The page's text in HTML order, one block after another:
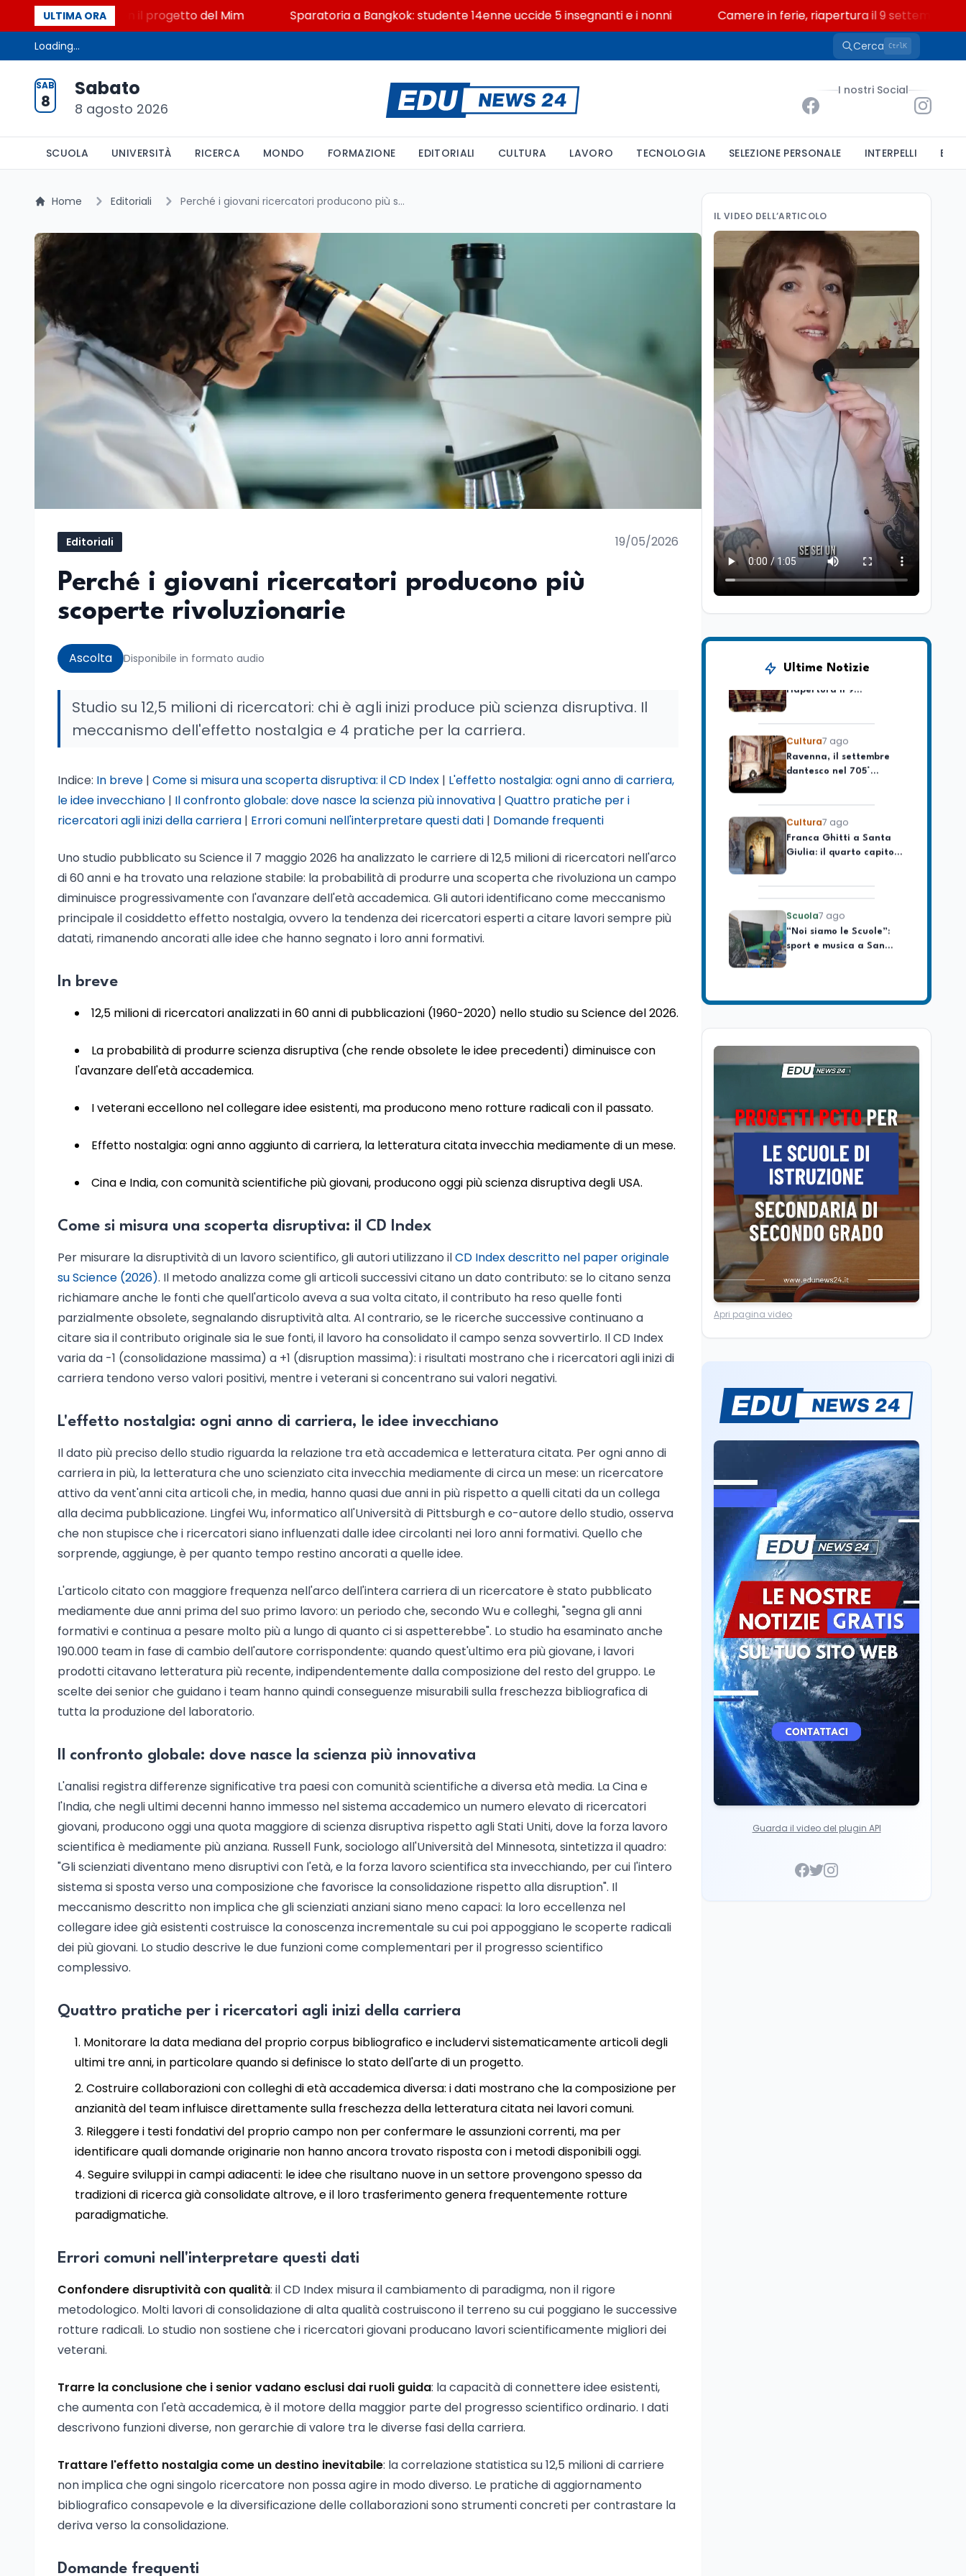
ULTIMA ORA
a Lerici con il progetto del Mim Sparatoria a Bangkok: studente 14enne uccide 5 insegnanti e i nonni Camere in ferie, riapertura il 9 settembre tra
Loading... Cerca CtrlK
SAB
8
Sabato
8 agosto 2026
I nostri Social
SCUOLA UNIVERSITÀ RICERCA MONDO FORMAZIONE EDITORIALI CULTURA LAVORO TECNOLOGIA SELEZIONE PERSONALE INTERPELLI
Home Editoriali Perché i giovani ricercatori producono più scoperte rivoluzionarie
Editoriali 19/05/2026
Perché i giovani ricercatori producono più
scoperte rivoluzionarie
Ascolta Disponibile in formato audio
Studio su 12,5 milioni di ricercatori: chi è agli inizi produce più scienza disruptiva. Il
meccanismo dell'effetto nostalgia e 4 pratiche per la carriera.
Indice: In breve | Come si misura una scoperta disruptiva: il CD Index | L'effetto nostalgia: ogni anno di carriera,
le idee invecchiano | Il confronto globale: dove nasce la scienza più innovativa | Quattro pratiche per i
ricercatori agli inizi della carriera | Errori comuni nell'interpretare questi dati | Domande frequenti
Uno studio pubblicato su Science il 7 maggio 2026 ha analizzato le carriere di 12,5 milioni di ricercatori nell'arco
di 60 anni e ha trovato una relazione stabile: la probabilità di produrre una scoperta che rivoluziona un campo
diminuisce progressivamente con l'avanzare dell'età accademica. Gli autori identificano come meccanismo
principale il cosiddetto effetto nostalgia, ovvero la tendenza dei ricercatori esperti a citare lavori sempre più
datati, rimanendo ancorati alle idee che hanno segnato i loro anni formativi.
In breve
12,5 milioni di ricercatori analizzati in 60 anni di pubblicazioni (1960-2020) nello studio su Science del 2026.
La probabilità di produrre scienza disruptiva (che rende obsolete le idee precedenti) diminuisce con
l'avanzare dell'età accademica.
I veterani eccellono nel collegare idee esistenti, ma producono meno rotture radicali con il passato.
Effetto nostalgia: ogni anno aggiunto di carriera, la letteratura citata invecchia mediamente di un mese.
Cina e India, con comunità scientifiche più giovani, producono oggi più scienza disruptiva degli USA.
Come si misura una scoperta disruptiva: il CD Index
Per misurare la disruptività di un lavoro scientifico, gli autori utilizzano ilCD Index descritto nel paper originale
su Science (2026). Il metodo analizza come gli articoli successivi citano un dato contributo: se lo citano senza
richiamare anche le fonti che quell'articolo aveva a sua volta citato, il contributo ha reso quelle fonti
parzialmente obsolete, segnalando disruptività alta. Al contrario, se le ricerche successive continuano a
citare sia il contributo originale sia le sue fonti, il lavoro ha consolidato il campo senza sovvertirlo. Il CD Index
varia da -1 (consolidazione massima) a +1 (disruption massima): i risultati mostrano che i ricercatori agli inizi di
carriera tendono verso valori positivi, mentre i veterani si concentrano sui valori negativi.
L'effetto nostalgia: ogni anno di carriera, le idee invecchiano
Il dato più preciso dello studio riguarda la relazione tra età accademica e letteratura citata. Per ogni anno di
carriera in più, la letteratura che uno scienziato cita invecchia mediamente di circa un mese: un ricercatore
attivo da vent'anni cita articoli che, in media, hanno quasi due anni in più rispetto a quelli citati da un collega
alla decima pubblicazione. Lingfei Wu, informatico all'Università di Pittsburgh e co-autore dello studio, osserva
che non stupisce che i ricercatori siano influenzati dalle idee circolanti nei loro anni formativi. Quello che
sorprende, aggiunge, è per quanto tempo restino ancorati a quelle idee.
L'articolo citato con maggiore frequenza nell'arco dell'intera carriera di un ricercatore è stato pubblicato
mediamente due anni prima del suo primo lavoro: un periodo che, secondo Wu e colleghi, "segna gli anni
formativi e continua a pesare molto più a lungo di quanto ci si aspetterebbe". Lo studio ha esaminato anche
190.000 team in fase di cambio dell'autore corrispondente: quando quest'ultimo era più giovane, i lavori
prodotti citavano letteratura più recente, indipendentemente dalla composizione del resto del gruppo. Le
scelte dei senior che guidano i team hanno quindi conseguenze misurabili sulla freschezza bibliografica di
tutta la produzione del laboratorio.
Il confronto globale: dove nasce la scienza più innovativa
L'analisi registra differenze significative tra paesi con comunità scientifiche a diversa età media. La Cina e
l'India, che negli ultimi decenni hanno immesso nel sistema accademico un numero elevato di ricercatori
giovani, producono oggi una quota maggiore di scienza disruptiva rispetto agli Stati Uniti, dove la forza lavoro
scientifica è mediamente più anziana. Russell Funk, sociologo all'Università del Minnesota, sintetizza il quadro:
"Gli scienziati diventano meno disruptivi con l'età, e la forza lavoro scientifica sta invecchiando, per cui l'intero
sistema si sposta verso una composizione che favorisce la consolidazione rispetto alla disruption". Il
meccanismo descritto non implica che gli scienziati anziani siano meno capaci: la loro eccellenza nel
collegare idee già esistenti costruisce la conoscenza incrementale su cui poi appoggiano le scoperte radicali
dei più giovani. Lo studio descrive le due funzioni come complementari per il progresso scientifico
complessivo.
Quattro pratiche per i ricercatori agli inizi della carriera
Monitorare la data mediana del proprio corpus bibliografico e includervi sistematicamente articoli degli
ultimi tre anni, in particolare quando si definisce lo stato dell'arte di un progetto.
Costruire collaborazioni con colleghi di età accademica diversa: i dati mostrano che la composizione per
anzianità del team influisce direttamente sulla freschezza della letteratura citata nei lavori comuni.
Rileggere i testi fondativi del proprio campo non per confermare le assunzioni correnti, ma per
identificare quali domande originarie non hanno ancora trovato risposta con i metodi disponibili oggi.
Seguire sviluppi in campi adiacenti: le idee che risultano nuove in un settore provengono spesso da
tradizioni di ricerca già consolidate altrove, e il loro trasferimento genera frequentemente rotture
paradigmatiche.
Errori comuni nell'interpretare questi dati
Confondere disruptività con qualità: il CD Index misura il cambiamento di paradigma, non il rigore
metodologico. Molti lavori di consolidazione di alta qualità costruiscono il terreno su cui poggiano le successive
rotture radicali. Lo studio non sostiene che i ricercatori giovani producano lavori scientificamente migliori dei
veterani.
Trarre la conclusione che i senior vadano esclusi dai ruoli guida: la capacità di connettere idee esistenti,
che aumenta con l'età accademica, è il motore della maggior parte del progresso scientifico ordinario. I dati
descrivono funzioni diverse, non gerarchie di valore tra le diverse fasi della carriera.
Trattare l'effetto nostalgia come un destino inevitabile: la correlazione statistica su 12,5 milioni di carriere
non implica che ogni singolo ricercatore non possa agire in modo diverso. Le pratiche di aggiornamento
bibliografico consapevole e la diversificazione delle collaborazioni sono strumenti concreti per contrastare la
deriva verso la consolidazione.
Domande frequenti
IL VIDEO DELL’ARTICOLO
Ultime Notizie
7 ago
“Noi siamo le Scuole”:
sport e musica a San
Miniato, STEM a Lerici
con il progetto del Mim
Mondo7 ago
Sparatoria a Bangkok:
Editoriali7 ago
riapertura il 9
elettorale e Rai. La
Bari il 4 settembre per
celebrare il governo più
longevo dell’Italia
repubblicana
Cultura7 ago
Ravenna, il settembre
dantesco nel 705°
anniversario della morte
Cultura7 ago
Franca Ghitti a Santa
Giulia: il quarto capitolo
dei Palcoscenici
Scuola7 ago
“Noi siamo le Scuole”:
sport e musica a San
Miniato, STEM a Lerici
con il progetto del Mim
studente 14enne uccide
Camere in ferie,
elettorale e Rai. La
premier Meloni attesa a
Bari il 4 settembre per
celebrare il governo più
longevo dell’Italia
repubblicana
Ravenna, il settembre
dantesco nel 705°
anniversario della morte
del Sommo Poeta
Cultura7 ago
Franca Ghitti a Santa
Scuola7 ago
“Noi siamo le Scuole”:
Sparatoria a Bangkok:
studente 14enne uccide
Editoriali7 ago
Camere in ferie,
riapertura il 9
settembre tra legge
elettorale e Rai. La
premier Meloni attesa a
Bari il 4 settembre per
celebrare il governo più
longevo dell’Italia
repubblicana
Cultura7 ago
Ravenna, il settembre
dantesco nel 705°
anniversario della morte
del Sommo Poeta
Cultura 7 ago
Franca Ghitti a Santa
Giulia: il quarto capitolo
dei Palcoscenici
Apri pagina video
Guarda il video del plugin API